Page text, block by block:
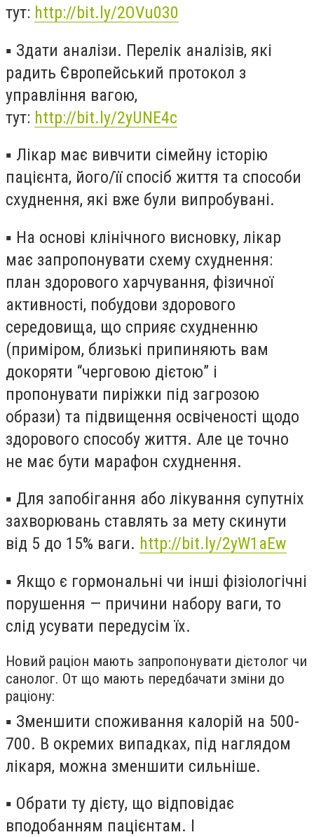
тут: http://bit.ly/2OVu030
▪️ Здати аналізи. Перелік аналізів, які
радить Європейський протокол з
управління вагою,
тут: http://bit.ly/2yUNE4c
▪️ Лікар має вивчити сімейну історію
пацієнта, його/її спосіб життя та способи
схуднення, які вже були випробувані.
▪️ На основі клінічного висновку, лікар
має запропонувати схему схуднення:
план здорового харчування, фізичної
активності, побудови здорового
середовища, що сприяє схудненню
(приміром, близькі припиняють вам
докоряти “черговою дієтою” і
пропонувати пиріжки під загрозою
образи) та підвищення освіченості щодо
здорового способу життя. Але це точно
не має бути марафон схуднення.
▪️ Для запобігання або лікування супутніх
захворювань ставлять за мету скинути
від 5 до 15% ваги. http://bit.ly/2yW1aEw
▪️ Якщо є гормональні чи інші фізіологічні
порушення — причини набору ваги, то
слід усувати передусім їх.
Новий раціон мають запропонувати дієтолог чи
санолог. От що мають передбачати зміни до
раціону:
▪️ Зменшити споживання калорій на 500-
700. В окремих випадках, під наглядом
лікаря, можна зменшити сильніше.
▪️ Обрати ту дієту, що відповідає
вподобанням пацієнтам. І